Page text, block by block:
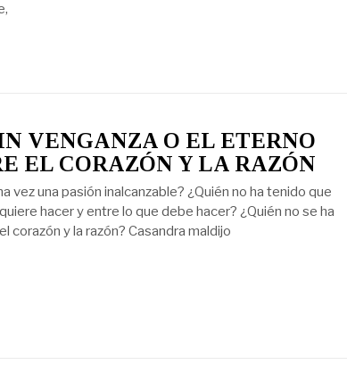
VENGANZA O EL ETERNO
EL CORAZÓN Y LA RAZÓN
vez una pasión inalcanzable? ¿Quién no ha tenido que
hacer y entre lo que debe hacer? ¿Quién no se ha
corazón y la razón? Casandra maldijo